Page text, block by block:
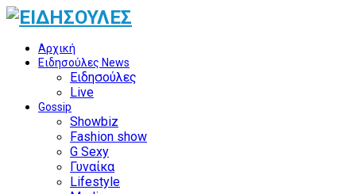
Αρχική
Ειδησούλες News
Ειδησούλες
Live
Gossip
Showbiz
Fashion show
G Sexy
Γυναίκα
Lifestyle